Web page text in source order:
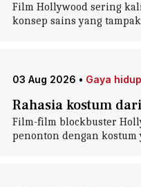
Film Hollywood sering
konsep sains yang
03 Aug 2026 • Gaya hidup
Rahasia kostum
Film-film blockbuster
penonton dengan kostum